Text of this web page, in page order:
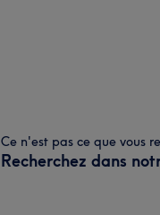
Ce n'est pas ce que vous
Recherchez dans